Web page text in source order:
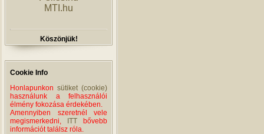
MTI.hu
Köszönjük!
Cookie Info
Honlapunkon sütiket (cookie)
használunk a felhasználói
élmény fokozása érdekében.
Amennyiben szeretnél vele
megismerkedni,
ITT bővebb
információt találsz róla.